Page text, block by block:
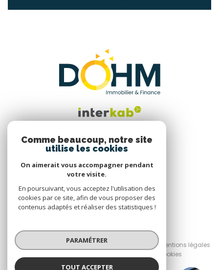
Nous suivre
© 2026 | Tous droits réservés
Nos honoraires
Nos partenaires
Mentions légales
Cookies
Comme beaucoup, notre site
utilise les cookies
On aimerait vous accompagner pendant
votre visite.
En poursuivant, vous acceptez l'utilisation des
cookies par ce site, afin de vous proposer des
contenus adaptés et réaliser des statistiques !
PARAMÉTRER
TOUT ACCEPTER